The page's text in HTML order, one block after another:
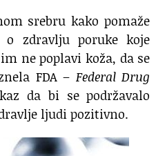
srebru kako pomaže
zdravlju poruke koje
ne poplavi koža, da se
FDA – Federal Drug
da bi se podržavalo
ljudi pozitivno.